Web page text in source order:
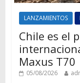
LANZAMIENTOS
Chile es el
Maxus T70
05/08/2026